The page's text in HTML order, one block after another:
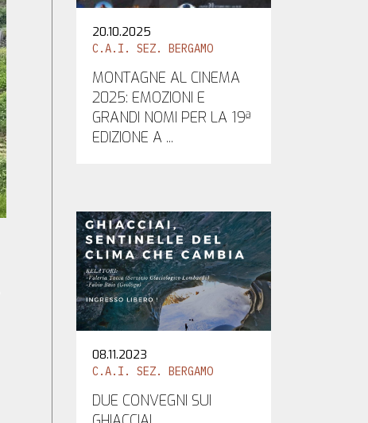
20.10.2025
C.A.I. SEZ. BERGAMO
MONTAGNE AL CINEMA
2025: EMOZIONI E
GRANDI NOMI PER LA 19ª
EDIZIONE A ...
08.11.2023
C.A.I. SEZ. BERGAMO
DUE CONVEGNI SUI